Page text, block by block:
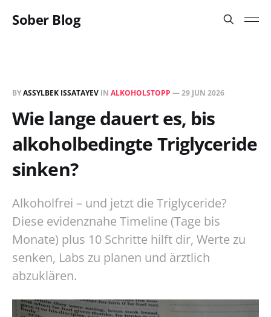
Sober Blog
BYASSYLBEK ISSATAYEV IN ALKOHOLSTOPP —29 JUN 2026
Wie lange dauert es, bis
alkoholbedingte Triglyceride
sinken?
Alkoholfrei – und jetzt die Triglyceride?
Diese evidenznahe Timeline (Tage bis
Monate) plus 10 Schritte hilft dir, Werte zu
senken, Labs zu planen und ärztlich
abzuklären.